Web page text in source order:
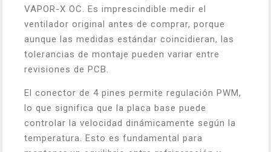
VAPOR-X OC. Es imprescindible medir el
ventilador original antes de comprar, porque
aunque las medidas estándar coincidieran, las
tolerancias de montaje pueden variar entre
revisiones de PCB.
El conector de 4 pines permite regulación PWM,
lo que significa que la placa base puede
controlar la velocidad dinámicamente según la
temperatura. Esto es fundamental para